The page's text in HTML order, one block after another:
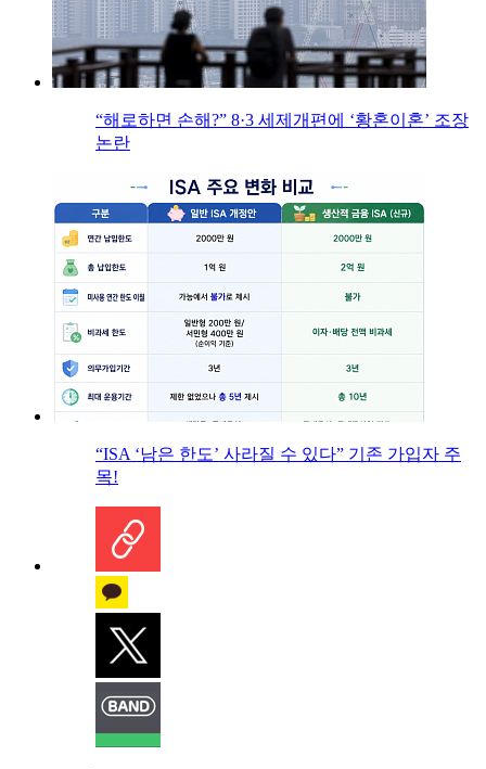
“해로하면 손해?” 8·3 세제개편에 ‘황혼이혼’ 조장
논란
“ISA ‘남은 한도’ 사라질 수 있다” 기존 가입자 주
목!